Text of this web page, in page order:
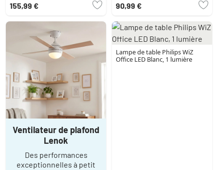
155,99 € 90,99 €
Ventilateur de plafond
Lenok
Des performances
exceptionnelles à petit
Lampe de table Philips WiZ
Office LED Blanc, 1 lumière